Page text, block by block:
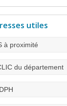
utiles
à proximité
du département